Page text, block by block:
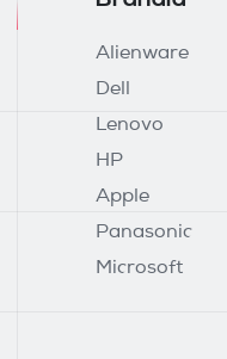
Alienware
Dell
Lenovo
HP
Apple
Panasonic
Microsoft